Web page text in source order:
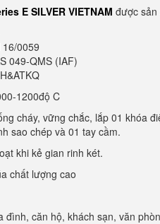
E SILVER VIETNAM được sản
0059
049-QMS (IAF)
1200độ C
cháy, vững chắc, lắp 01 khóa
sao chép và 01 tay cầm.
khi kẻ gian rinh két.
chất lượng cao
đình, căn hộ, khách sạn, văn